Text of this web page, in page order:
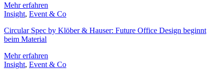
Mehr erfahren
Insight, Event & Co
Circular Spec by Klöber & Hauser: Future Office Design beginnt
beim Material
Mehr erfahren
Insight, Event & Co